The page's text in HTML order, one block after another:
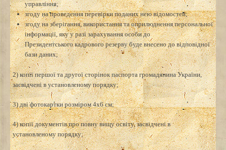
управління;
згоду на проведення перевірки поданих нею відомостей;
згоду на зберігання, використання та оприлюднення персональної
інформації, яку у разі зарахування особи до
Президентського кадрового резерву буде внесено до відповідної
бази даних;
2) копії першої та другої сторінок паспорта громадянина України,
засвідчені в установленому порядку;
3) дві фотокартки розміром 4x6 см;
4) копії документів про повну вищу освіту, засвідчені в
установленому порядку;